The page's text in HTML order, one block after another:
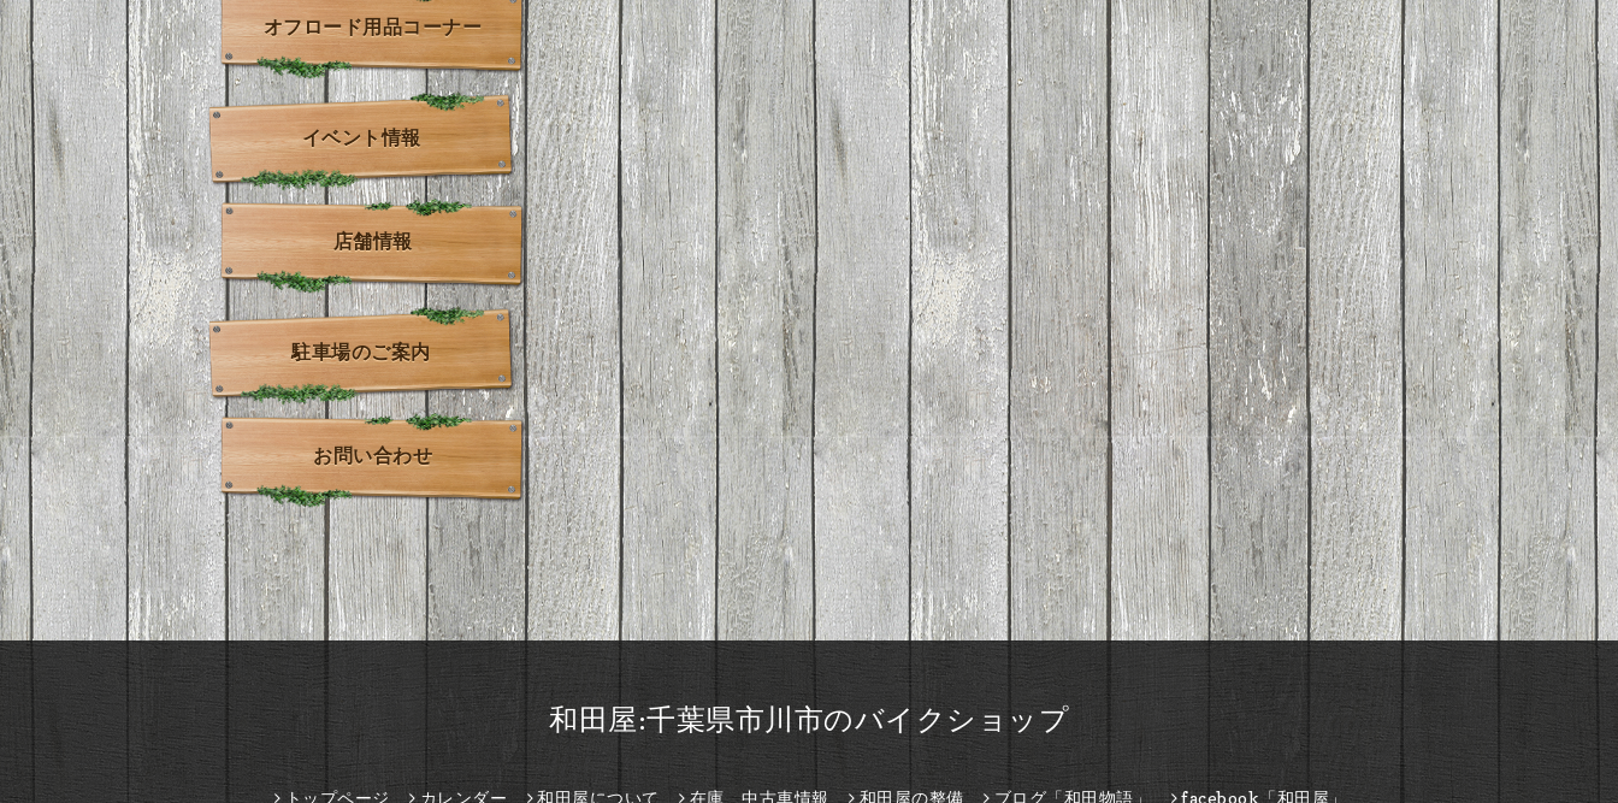
オフロード用品コーナー
イベント情報
店舗情報
駐車場のご案内
お問い合わせ
和田屋:千葉県市川市のバイクショップ
トップページ カレンダー 和田屋について 在庫、中古車情報 和田屋の整備 ブログ「和田物語」 facebook「和田屋」